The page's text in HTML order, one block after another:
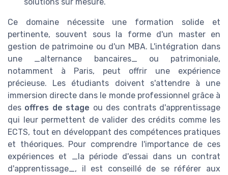
Ce domaine nécessite une formation solide et
pertinente, souvent sous la forme d'un master en
gestion de patrimoine ou d'un MBA. L'intégration dans
une _alternance bancaires_ ou patrimoniale,
notamment à Paris, peut offrir une expérience
précieuse. Les étudiants doivent s'attendre à une
immersion directe dans le monde professionnel grâce à
des offres de stage ou des contrats d'apprentissage
qui leur permettent de valider des crédits comme les
ECTS, tout en développant des compétences pratiques
et théoriques. Pour comprendre l'importance de ces
expériences et _la période d'essai dans un contrat
d'apprentissage_, il est conseillé de se référer aux